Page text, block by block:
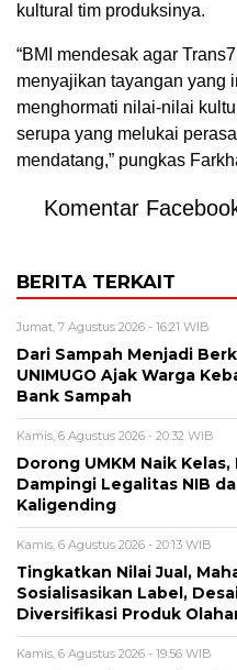
kultural tim produksinya.
“BMI mendesak agar
menyajikan tayangan yang
menghormati nilai-nilai
serupa yang melukai
mendatang,” pungkas
Komentar
BERITA TERKAIT
Jumat, 7 Agustus 2026 - 16:21 WIB
Dari Sampah Menjadi
UNIMUGO Ajak Warga
Bank Sampah
Kamis, 6 Agustus 2026 - 20:32 WIB
Dorong UMKM Naik Kelas,
Dampingi Legalitas NIB
Kaligending
Kamis, 6 Agustus 2026 - 20:13 WIB
Tingkatkan Nilai Jual,
Sosialisasikan Label,
Diversifikasi Produk
Kamis, 6 Agustus 2026 - 19:56 WIB